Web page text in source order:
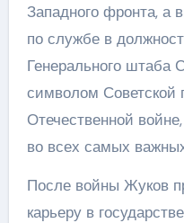
Западного фронта, а
по службе в
Генерального штаба
символом Советской
Отечественной
во всех самых
После войны Жуков
карьеру в